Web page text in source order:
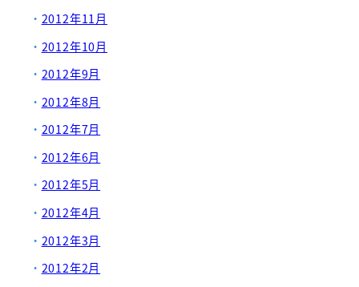
2012年11月
2012年10月
2012年9月
2012年8月
2012年7月
2012年6月
2012年5月
2012年4月
2012年3月
2012年2月